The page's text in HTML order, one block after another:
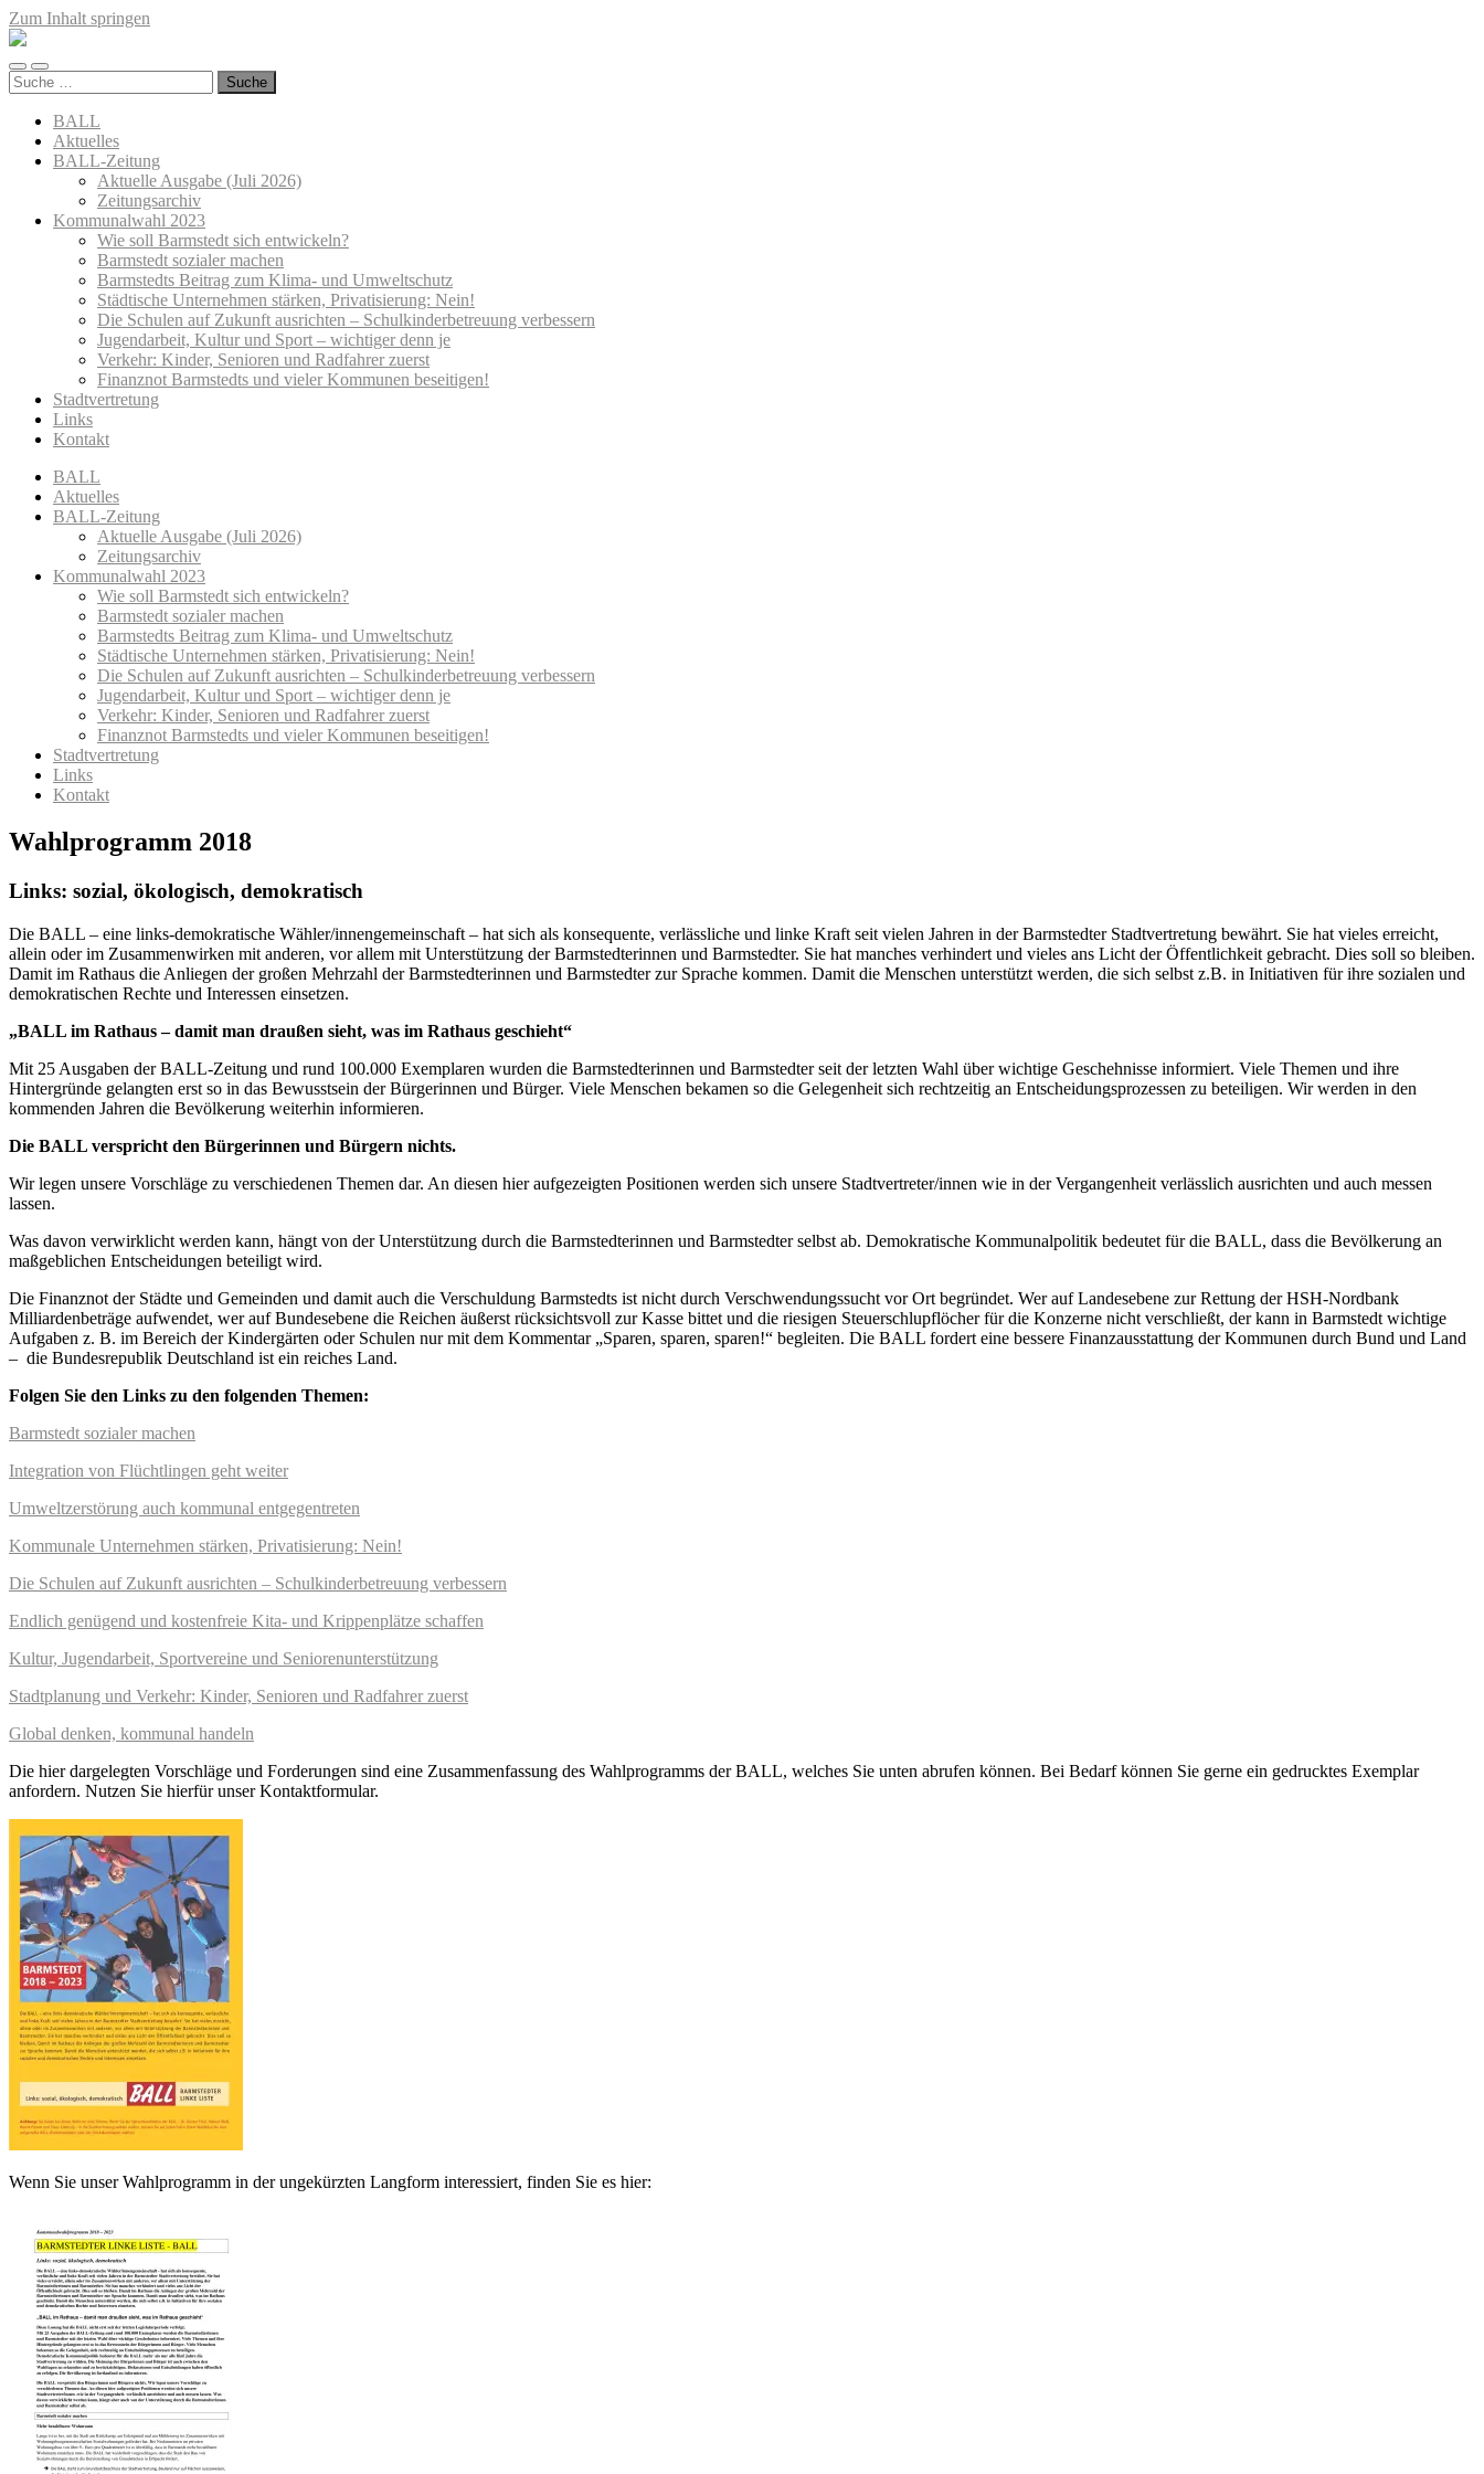
Zum Inhalt springen
Barmstedter
Mobile-
Menü
Suchfeld
ein-/ausblenden
Suche
nach:
BALL
Aktuelles
BALL-Zeitung
Aktuelle Ausgabe (Juli 2026)
Zeitungsarchiv
Kommunalwahl 2023
Wie soll Barmstedt sich entwickeln?
Barmstedt sozialer machen
Barmstedts Beitrag zum Klima- und Umweltschutz
Städtische Unternehmen stärken, Privatisierung: Nein!
Die Schulen auf Zukunft ausrichten – Schulkinderbetreuung verbessern
Jugendarbeit, Kultur und Sport – wichtiger denn je
Verkehr: Kinder, Senioren und Radfahrer zuerst
Finanznot Barmstedts und vieler Kommunen beseitigen!
Stadtvertretung
Links
Kontakt
BALL
Aktuelles
BALL-Zeitung
Aktuelle Ausgabe (Juli 2026)
Zeitungsarchiv
Kommunalwahl 2023
Wie soll Barmstedt sich entwickeln?
Barmstedt sozialer machen
Barmstedts Beitrag zum Klima- und Umweltschutz
Städtische Unternehmen stärken, Privatisierung: Nein!
Die Schulen auf Zukunft ausrichten – Schulkinderbetreuung verbessern
Jugendarbeit, Kultur und Sport – wichtiger denn je
Verkehr: Kinder, Senioren und Radfahrer zuerst
Finanznot Barmstedts und vieler Kommunen beseitigen!
Stadtvertretung
Links
Kontakt
Wahlprogramm 2018
Links: sozial, ökologisch, demokratisch
Die BALL – eine links-demokratische Wähler/innengemeinschaft – hat sich als konsequente, verlässliche und linke Kraft seit vielen Jahren in der Barmstedter Stadtvertretung bewährt. Sie hat vieles erreicht,
allein oder im Zusammenwirken mit anderen, vor allem mit Unterstützung der Barmstedterinnen und Barmstedter. Sie hat manches verhindert und vieles ans Licht der Öffentlichkeit gebracht. Dies soll so bleiben.
Damit im Rathaus die Anliegen der großen Mehrzahl der Barmstedterinnen und Barmstedter zur Sprache kommen. Damit die Menschen unterstützt werden, die sich selbst z.B. in Initiativen für ihre sozialen und
demokratischen Rechte und Interessen einsetzen.
„BALL im Rathaus – damit man draußen sieht, was im Rathaus geschieht“
Mit 25 Ausgaben der BALL-Zeitung und rund 100.000 Exemplaren wurden die Barmstedterinnen und Barmstedter seit der letzten Wahl über wichtige Geschehnisse informiert. Viele Themen und ihre
Hintergründe gelangten erst so in das Bewusstsein der Bürgerinnen und Bürger. Viele Menschen bekamen so die Gelegenheit sich rechtzeitig an Entscheidungsprozessen zu beteiligen. Wir werden in den
kommenden Jahren die Bevölkerung weiterhin informieren.
Die BALL verspricht den Bürgerinnen und Bürgern nichts.
Wir legen unsere Vorschläge zu verschiedenen Themen dar. An diesen hier aufgezeigten Positionen werden sich unsere Stadtvertreter/innen wie in der Vergangenheit verlässlich ausrichten und auch messen
lassen.
Was davon verwirklicht werden kann, hängt von der Unterstützung durch die Barmstedterinnen und Barmstedter selbst ab. Demokratische Kommunalpolitik bedeutet für die BALL, dass die Bevölkerung an
maßgeblichen Entscheidungen beteiligt wird.
Die Finanznot der Städte und Gemeinden und damit auch die Verschuldung Barmstedts ist nicht durch Verschwendungssucht vor Ort begründet. Wer auf Landesebene zur Rettung der HSH-Nordbank
Milliardenbeträge aufwendet, wer auf Bundesebene die Reichen äußerst rücksichtsvoll zur Kasse bittet und die riesigen Steuerschlupflöcher für die Konzerne nicht verschließt, der kann in Barmstedt wichtige
Aufgaben z. B. im Bereich der Kindergärten oder Schulen nur mit dem Kommentar „Sparen, sparen, sparen!“ begleiten. Die BALL fordert eine bessere Finanzausstattung der Kommunen durch Bund und Land
– ­ die Bundesrepublik Deutschland ist ein reiches Land.
Folgen Sie den Links zu den folgenden Themen:
Barmstedt sozialer machen
Integration von Flüchtlingen geht weiter
Umweltzerstörung auch kommunal entgegentreten
Kommunale Unternehmen stärken, Privatisierung: Nein!
Die Schulen auf Zukunft ausrichten – Schulkinderbetreuung verbessern
Endlich genügend und kostenfreie Kita- und Krippenplätze schaffen
Kultur, Jugendarbeit, Sportvereine und Seniorenunterstützung
Stadtplanung und Verkehr: Kinder, Senioren und Radfahrer zuerst
Global denken, kommunal handeln
Die hier dargelegten Vorschläge und Forderungen sind eine Zusammenfassung des Wahlprogramms der BALL, welches Sie unten abrufen können. Bei Bedarf können Sie gerne ein gedrucktes Exemplar
anfordern. Nutzen Sie hierfür unser Kontaktformular.
Wenn Sie unser Wahlprogramm in der ungekürzten Langform interessiert, finden Sie es hier: